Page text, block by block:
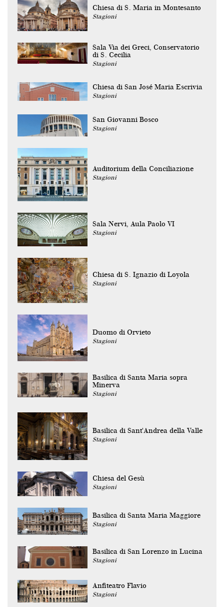
Chiesa di S. Maria in Montesanto
Stagioni
Sala Via dei Greci, Conservatorio
di S. Cecilia
Stagioni
Chiesa di San José Maria Escrivia
Stagioni
San Giovanni Bosco
Stagioni
Auditorium della Conciliazione
Stagioni
Sala Nervi, Aula Paolo VI
Stagioni
Chiesa di S. Ignazio di Loyola
Stagioni
Duomo di Orvieto
Stagioni
Basilica di Santa Maria sopra
Minerva
Stagioni
Basilica di Sant'Andrea della Valle
Stagioni
Chiesa del Gesù
Stagioni
Basilica di Santa Maria Maggiore
Stagioni
Basilica di San Lorenzo in Lucina
Stagioni
Anfiteatro Flavio
Stagioni